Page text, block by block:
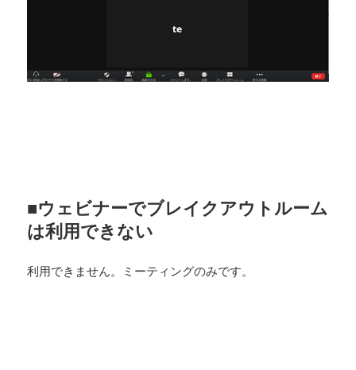
■ウェビナーでブレイクアウトルーム
は利用できない
利用できません。ミーティングのみです。